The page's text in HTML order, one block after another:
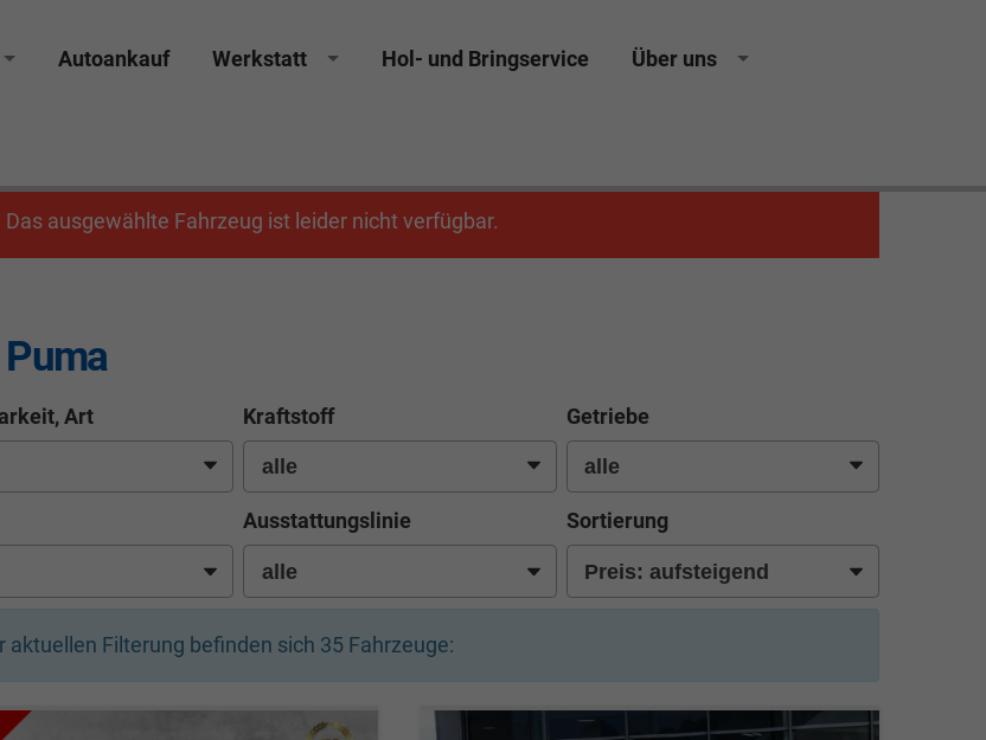
Autoankauf Werkstatt Hol- und Bringservice Über uns
Das ausgewählte Fahrzeug ist leider nicht verfügbar.
Art Kraftstoff Getriebe
Ausstattungslinie Sortierung
aktuellen Filterung befinden sich 35 Fahrzeuge: